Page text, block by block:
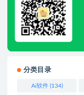
分类目录
Ai软件(134)